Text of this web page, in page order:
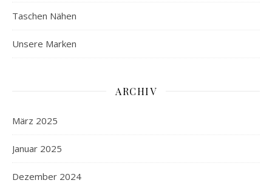
Taschen Nähen
Unsere Marken
ARCHIV
März 2025
Januar 2025
Dezember 2024